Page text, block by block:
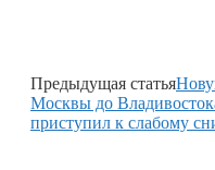
Предыдущая статья
Москвы до
приступил к слабому